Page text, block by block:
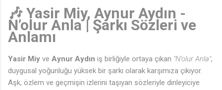
🎶 Yasir Miy, Aynur Aydın -
N’olur Anla | Şarkı Sözleri ve
Anlamı
Yasir Miy ve Aynur Aydın iş birliğiyle ortaya çıkan "N’olur Anla",
duygusal yoğunluğu yüksek bir şarkı olarak karşımıza çıkıyor.
Aşk, özlem ve geçmişin izlerini taşıyan sözleriyle dinleyiciye
🎶